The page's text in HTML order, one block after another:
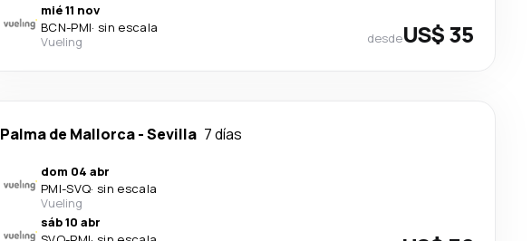
mié 11 nov
BCN-PMI· sin escala
Vueling
desdeUS$ 35
Palma de Mallorca-Sevilla 7 días
dom 04 abr
PMI-SVQ· sin escala
Vueling
sáb 10 abr